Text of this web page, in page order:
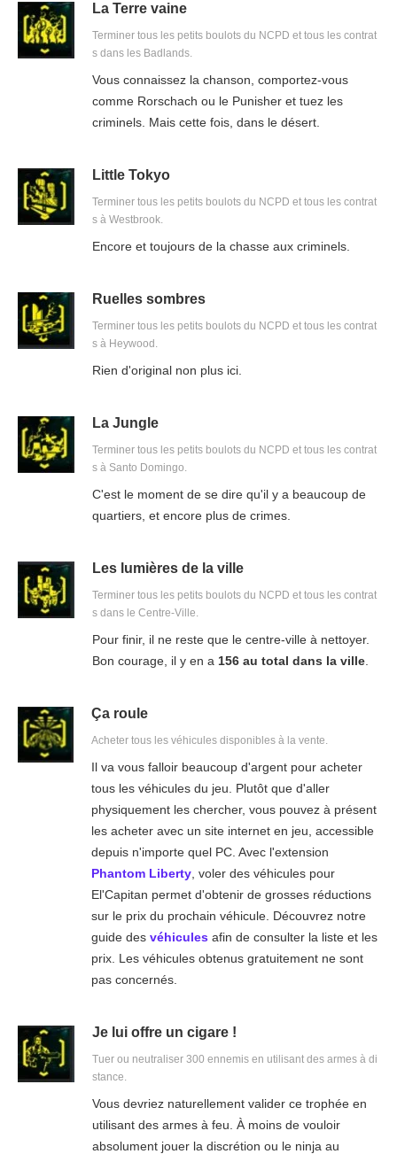
La Terre vaine
Terminer tous les petits boulots du NCPD et tous les contrat
s dans les Badlands.
Vous connaissez la chanson, comportez-vous
comme Rorschach ou le Punisher et tuez les
criminels. Mais cette fois, dans le désert.
Little Tokyo
Terminer tous les petits boulots du NCPD et tous les contrat
s à Westbrook.
Encore et toujours de la chasse aux criminels.
Ruelles sombres
Terminer tous les petits boulots du NCPD et tous les contrat
s à Heywood.
Rien d'original non plus ici.
La Jungle
Terminer tous les petits boulots du NCPD et tous les contrat
s à Santo Domingo.
C'est le moment de se dire qu'il y a beaucoup de
quartiers, et encore plus de crimes.
Les lumières de la ville
Terminer tous les petits boulots du NCPD et tous les contrat
s dans le Centre-Ville.
Pour finir, il ne reste que le centre-ville à nettoyer.
Bon courage, il y en a 156 au total dans la ville.
Ça roule
Acheter tous les véhicules disponibles à la vente.
Il va vous falloir beaucoup d'argent pour acheter
tous les véhicules du jeu. Plutôt que d'aller
physiquement les chercher, vous pouvez à présent
les acheter avec un site internet en jeu, accessible
depuis n'importe quel PC. Avec l'extension
Phantom Liberty , voler des véhicules pour
El'Capitan permet d'obtenir de grosses réductions
sur le prix du prochain véhicule. Découvrez notre
guide desvéhicules afin de consulter la liste et les
prix. Les véhicules obtenus gratuitement ne sont
pas concernés.
Je lui offre un cigare !
Tuer ou neutraliser 300 ennemis en utilisant des armes à di
stance.
Vous devriez naturellement valider ce trophée en
utilisant des armes à feu. À moins de vouloir
absolument jouer la discrétion ou le ninja au